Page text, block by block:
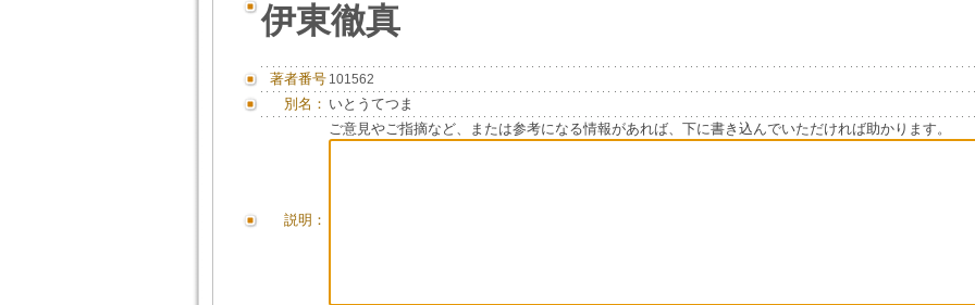
伊東徹真
著者番号 101562
別名： いとうてつま
説明：
ご意見やご指摘など、または参考になる情報があれば、下に書き込んでいただければ助かります。